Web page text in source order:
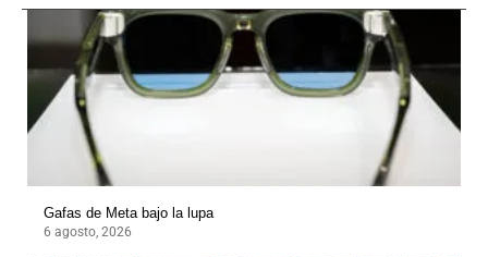
Gafas de Meta bajo la lupa
6 agosto, 2026